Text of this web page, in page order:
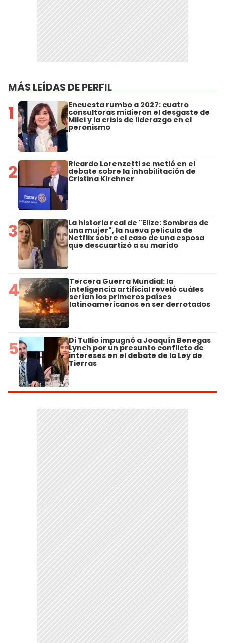
MÁS LEÍDAS DE PERFIL
1 Encuesta rumbo a 2027: cuatro
consultoras midieron el desgaste de
Milei y la crisis de liderazgo en el
peronismo
2 Ricardo Lorenzetti se metió en el
debate sobre la inhabilitación de
Cristina Kirchner
3 La historia real de "Elize: Sombras de
una mujer", la nueva película de
Netflix sobre el caso de una esposa
que descuartizó a su marido
4 Tercera Guerra Mundial: la
inteligencia artificial reveló cuáles
serían los primeros países
latinoamericanos en ser derrotados
5 Di Tullio impugnó a Joaquín Benegas
Lynch por un presunto conflicto de
intereses en el debate de la Ley de
Tierras